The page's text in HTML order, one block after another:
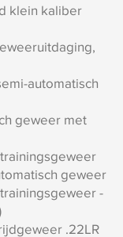
klein kaliber
automatisch
geweer met
geweer
-
.22LR